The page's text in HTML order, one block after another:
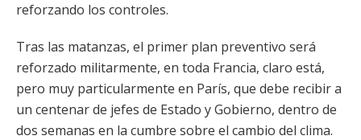
reforzando los controles.
Tras las matanzas, el primer plan preventivo será
reforzado militarmente, en toda Francia, claro está,
pero muy particularmente en París, que debe recibir a
un centenar de jefes de Estado y Gobierno, dentro de
dos semanas en la cumbre sobre el cambio del clima.